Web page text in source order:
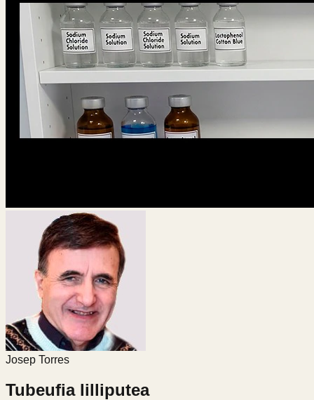
Josep Torres
Tubeufia lilliputea